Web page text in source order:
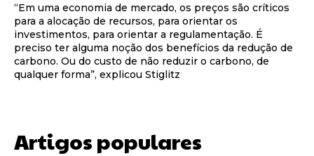
“Em uma economia de mercado, os preços são críticos
para a alocação de recursos, para orientar os
investimentos, para orientar a regulamentação. É
preciso ter alguma noção dos benefícios da redução de
carbono. Ou do custo de não reduzir o carbono, de
qualquer forma”, explicou Stiglitz
Artigos populares